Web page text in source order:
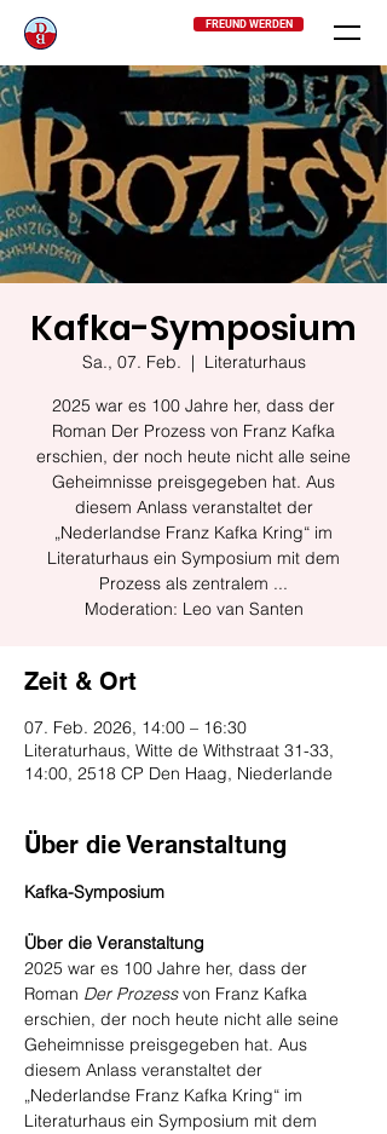
FREUND WERDEN
Kafka-Symposium
Sa., 07. Feb.
  |
Literaturhaus
2025 war es 100 Jahre her, dass der
Roman Der Prozess von Franz Kafka
erschien, der noch heute nicht alle seine
Geheimnisse preisgegeben hat. Aus
diesem Anlass veranstaltet der
„Nederlandse Franz Kafka Kring“ im
Literaturhaus ein Symposium mit dem
Prozess als zentralem ...
Moderation: Leo van Santen
Zeit & Ort
07. Feb. 2026, 14:00 – 16:30
Literaturhaus, Witte de Withstraat 31-33,
14:00, 2518 CP Den Haag, Niederlande
Über die Veranstaltung
Kafka-Symposium
Über die Veranstaltung
2025 war es 100 Jahre her, dass der
Roman Der Prozess von Franz Kafka
erschien, der noch heute nicht alle seine
Geheimnisse preisgegeben hat. Aus
diesem Anlass veranstaltet der
„Nederlandse Franz Kafka Kring“ im
Literaturhaus ein Symposium mit dem